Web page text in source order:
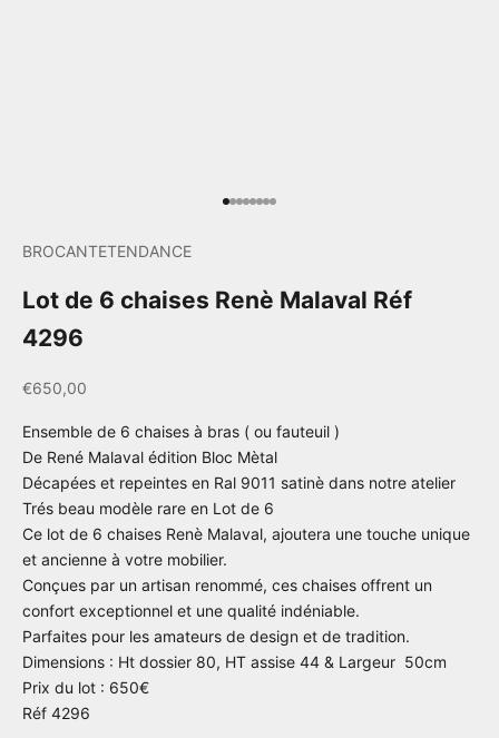
Aller à l'élément 1
Aller à l'élément 2
Aller à l'élément 3
Aller à l'élément 4
Aller à l'élément 5
Aller à l'élément 6
Aller à l'élément 7
Aller à l'élément 8
BROCANTETENDANCE
Lot de 6 chaises Renè Malaval Réf
4296
Prix de vente
€650,00
Ensemble de 6 chaises à bras ( ou fauteuil )
De René Malaval édition Bloc Mètal
Décapées et repeintes en Ral 9011 satinè dans notre atelier
Trés beau modèle rare en Lot de 6
Ce lot de 6 chaises Renè Malaval, ajoutera une touche unique
et ancienne à votre mobilier.
Conçues par un artisan renommé, ces chaises offrent un
confort exceptionnel et une qualité indéniable.
Parfaites pour les amateurs de design et de tradition.
Dimensions : Ht dossier 80, HT assise 44 & Largeur 50cm
Prix du lot : 650€
Réf 4296